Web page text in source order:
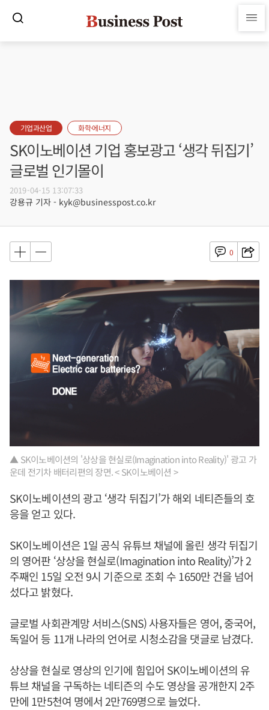
기업과산업 화학·에너지
SK이노베이션 기업 홍보광고 ‘생각 뒤집기’
글로벌 인기몰이
2019-04-15 13:07:33
강용규 기자 - kyk@businesspost.co.kr
0
▲ SK이노베이션의 '상상을 현실로(Imagination into Reality)' 광고 가
운데 전기차 배터리편의 장면. < SK이노베이션 >
SK이노베이션의 광고 ‘생각 뒤집기’가 해외 네티즌들의 호
응을 얻고 있다.
SK이노베이션은 1일 공식 유튜브 채널에 올린 생각 뒤집기
의 영어판 ‘상상을 현실로(Imagination into Reality)’가 2
주째인 15일 오전 9시 기준으로 조회 수 1650만 건을 넘어
섰다고 밝혔다.
글로벌 사회관계망 서비스(SNS) 사용자들은 영어, 중국어,
독일어 등 11개 나라의 언어로 시청소감을 댓글로 남겼다.
상상을 현실로 영상의 인기에 힘입어 SK이노베이션의 유
튜브 채널을 구독하는 네티즌의 수도 영상을 공개한지 2주
만에 1만5천여 명에서 2만769명으로 늘었다.